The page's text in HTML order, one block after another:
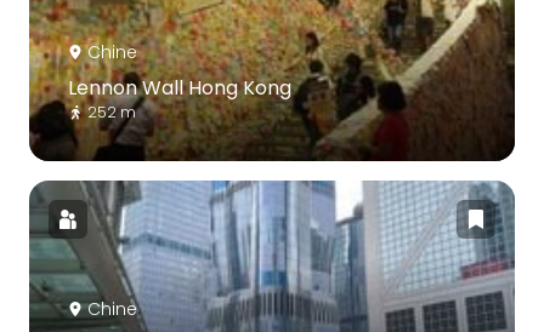
Chine
Lennon Wall Hong Kong
252 m
Chine